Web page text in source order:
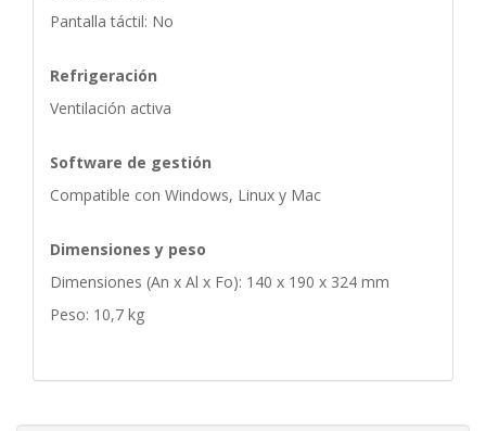
Pantalla táctil: No
Refrigeración
Ventilación activa
Software de gestión
Compatible con Windows, Linux y Mac
Dimensiones y peso
Dimensiones (An x Al x Fo): 140 x 190 x 324 mm
Peso: 10,7 kg